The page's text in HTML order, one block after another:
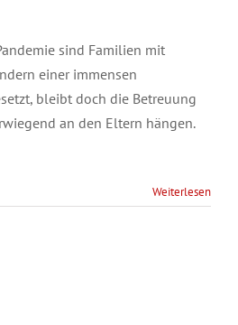
sind Familien mit
einer immensen
bleibt doch die Betreuung
an den Eltern hängen.
Weiterlesen